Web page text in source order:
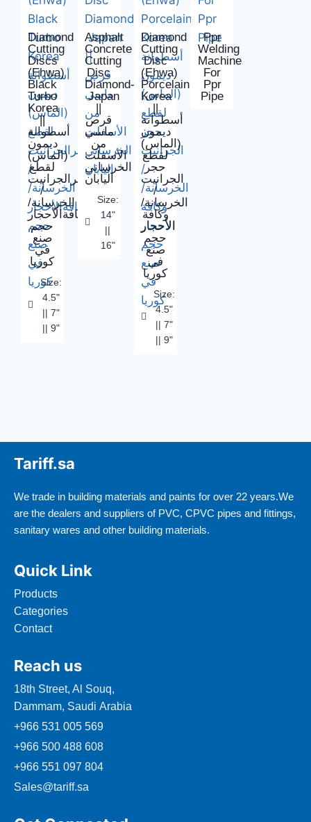
Diamond
Cutting
Discs
(Ehwa)
Black
Turbo
Korea
||
أسطوانة
ديمون
(الماس)
لقطع
حجرالجرانيت
/
الخرسانة/
وكافةالأحجار
حجم
صنع
في
كوريا
Size:
4.5"
|| 7"
|| 9"
Asphalt
Concrete
Cutting
Disc
Diamond-
Japan
قرص
ماسي
من
الأسفلت
الخرساني
اليابان
Size:
14"
||
16"
Diamond
Cutting
Disc
(Ehwa)
Porcelain
Korea
أسطوانة
ديمون
(الماس)
لقطع
حجر
الجرانيت
/
الخرسانة/
وكافة
الأحجار
حجم
صنع
في
كوريا
Size:
4.5"
|| 7"
|| 9"
Ppr
Welding
Machine
For
Ppr
Pipe
Tariff.sa
We trade in building materials and paints for over 22 years.We
are the dealers and suppliers of PVC, CPVC pipes and fittings,
sanitary wares and other building materials.
Quick Link
Products
Categories
Contact
Reach us
18th Street, Al Souq,
Dammam, Saudi Arabia
+966 531 005 569
+966 500 488 608
+966 551 097 804
Sales@tariff.sa